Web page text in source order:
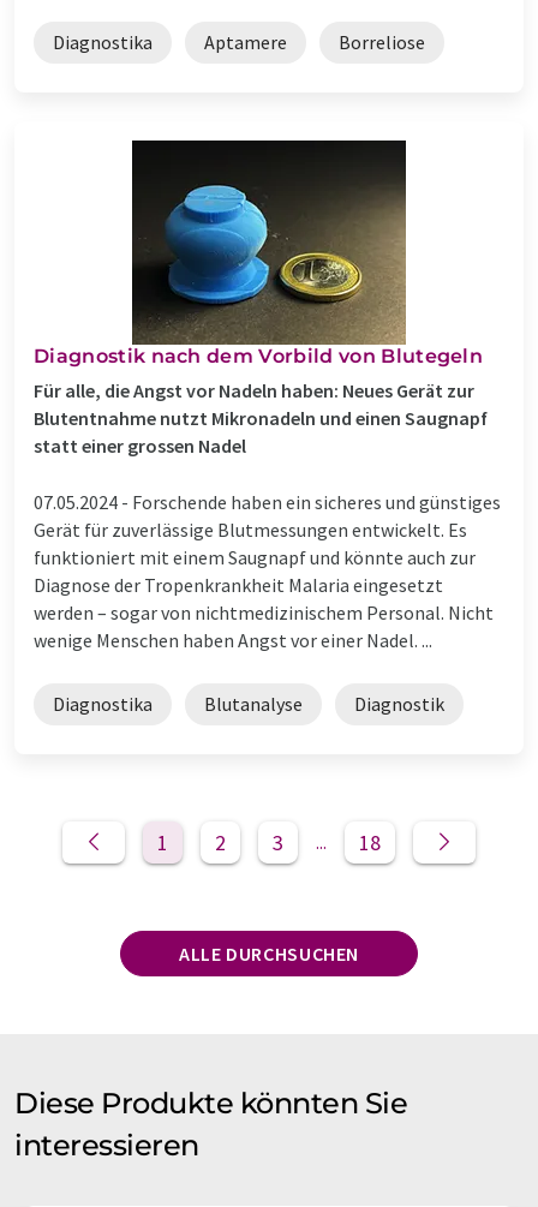
Diagnostika Aptamere Borreliose
Diagnostik nach dem Vorbild von Blutegeln
Für alle, die Angst vor Nadeln haben: Neues Gerät zur
Blutentnahme nutzt Mikronadeln und einen Saugnapf
statt einer grossen Nadel
07.05.2024 - Forschende haben ein sicheres und günstiges
Gerät für zuverlässige Blutmessungen entwickelt. Es
funktioniert mit einem Saugnapf und könnte auch zur
Diagnose der Tropenkrankheit Malaria eingesetzt
werden – sogar von nichtmedizinischem Personal. Nicht
wenige Menschen haben Angst vor einer Nadel. ...
Diagnostika Blutanalyse Diagnostik
1 2 3 ... 18
ALLE DURCHSUCHEN
Diese Produkte könnten Sie
interessieren